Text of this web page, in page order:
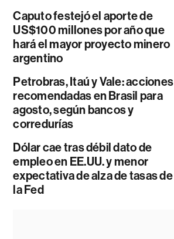
Caputo festejó el aporte de
US$100 millones por año que
hará el mayor proyecto minero
argentino
Petrobras, Itaú y Vale: acciones
recomendadas en Brasil para
agosto, según bancos y
corredurías
Dólar cae tras débil dato de
empleo en EE.UU. y menor
expectativa de alza de tasas de
la Fed